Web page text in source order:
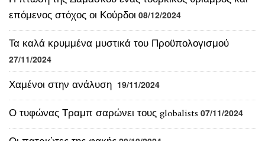
Τα καλά κρυμμένα μυστικά του Προϋπολογισμού
27/11/2024
Χαμένοι στην ανάλυση
Ο τυφώνας Τραμπ σαρώνει τους globalists
Οι πατριώτες της φακής 20/10/2024